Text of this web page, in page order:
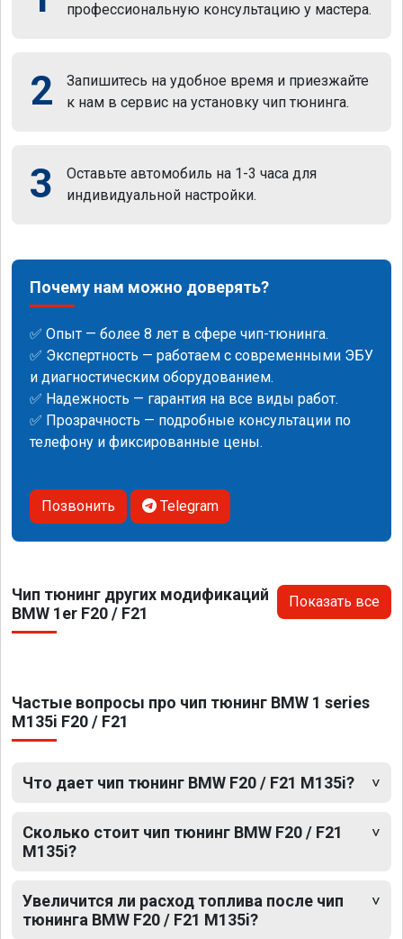
профессиональную консультацию у мастера.
2
Запишитесь на удобное время и приезжайте
к нам в сервис на установку чип тюнинга.
3
Оставьте автомобиль на 1-3 часа для
индивидуальной настройки.
Почему нам можно доверять?
✅ Опыт — более 8 лет в сфере чип-тюнинга.
✅ Экспертность — работаем с современными ЭБУ
и диагностическим оборудованием.
✅ Надежность — гарантия на все виды работ.
✅ Прозрачность — подробные консультации по
телефону и фиксированные цены.
Позвонить Telegram
Чип тюнинг других модификаций
BMW 1er F20 / F21
Показать все
Частые вопросы про чип тюнинг BMW 1 series
M135i F20 / F21
Что дает чип тюнинг BMW F20 / F21 M135i?
Сколько стоит чип тюнинг BMW F20 / F21
M135i?
Увеличится ли расход топлива после чип
тюнинга BMW F20 / F21 M135i?